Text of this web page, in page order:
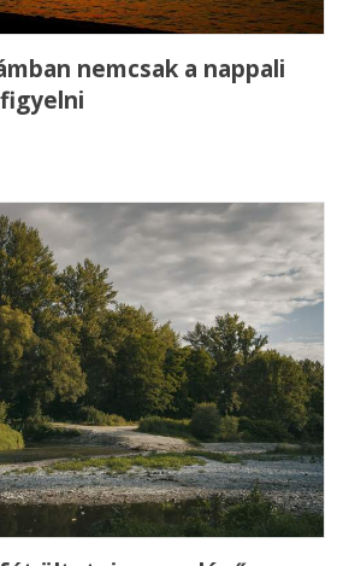
nemcsak a nappali